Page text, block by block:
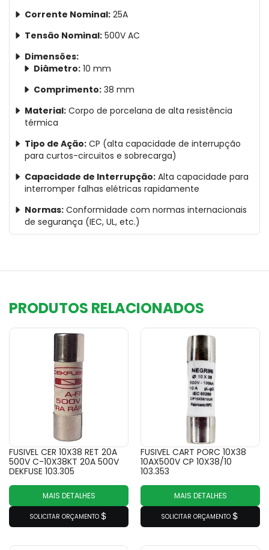
Corrente Nominal: 25A
Tensão Nominal: 500V AC
Dimensões:
Diâmetro: 10 mm
Comprimento: 38 mm
Material: Corpo de porcelana de alta resistência
térmica
Tipo de Ação: CP (alta capacidade de interrupção
para curtos-circuitos e sobrecarga)
Capacidade de Interrupção: Alta capacidade para
interromper falhas elétricas rapidamente
Normas: Conformidade com normas internacionais
de segurança (IEC, UL, etc.)
PRODUTOS RELACIONADOS
FUSIVEL CER 10X38 RET 20A
500V C-10X38KT 20A 500V
DEKFUSE 103.305
MAIS DETALHES
SOLICITAR ORÇAMENTO
FUSIVEL CART PORC 10X38
10AX500V CP 10X38/10
103.353
MAIS DETALHES
SOLICITAR ORÇAMENTO